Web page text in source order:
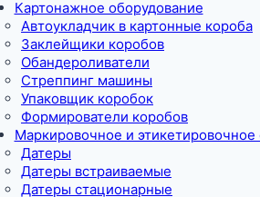
Картонажное оборудование
Автоукладчик в картонные короба
Заклейщики коробов
Обандероливатели
Стреппинг машины
Упаковщик коробок
Формирователи коробов
Маркировочное и этикетировочное
Датеры
Датеры встраиваемые
Датеры стационарные